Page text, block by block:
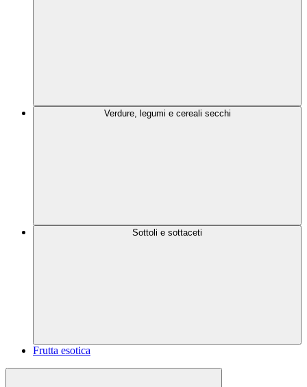
Verdure, legumi e cereali secchi
Sottoli e sottaceti
Frutta esotica